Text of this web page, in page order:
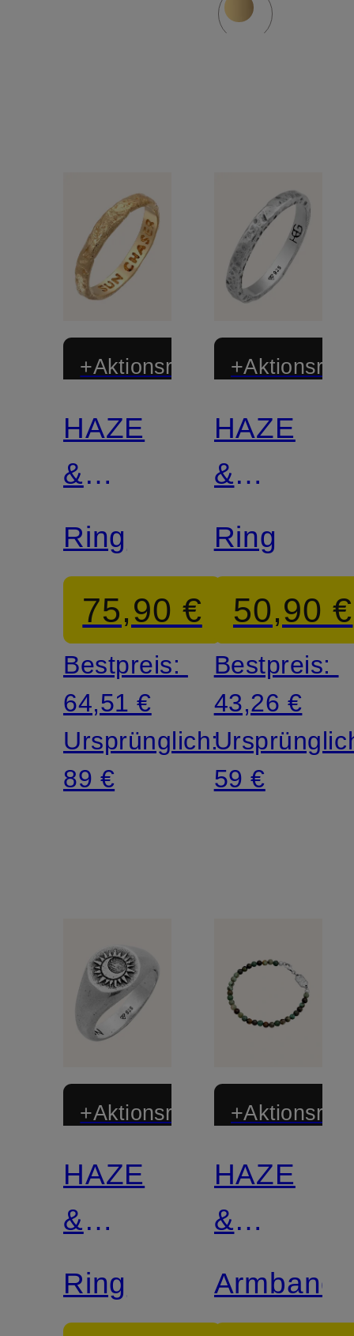
+Aktionsrabatt
HAZE
&
GLORY
Ring
75,90 €
Bestpreis:
64,51 €
Ursprünglich:
89 €
HAZE
&
GLORY
Ring
50,90 €
Bestpreis:
43,26 €
59 €
+Aktionsrabatt
HAZE
&
GLORY
Ring
HAZE
&
GLORY
Armband